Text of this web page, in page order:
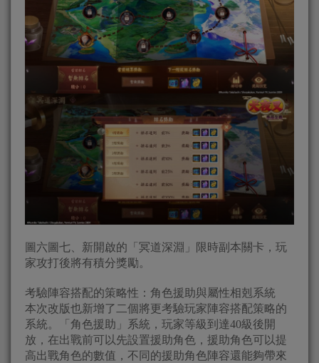
圖六圖七、新開啟的「冥道深淵」限時副本關卡，玩
家攻打後將有積分獎勵。
考驗陣容搭配的策略性：角色援助與屬性相剋系統
本次改版也新增了二個將更考驗玩家陣容搭配策略的
系統。「角色援助」系統，玩家等級到達40級後開
放，在出戰前可以先設置援助角色，援助角色可以提
高出戰角色的數值，不同的援助角色陣容還能夠帶來